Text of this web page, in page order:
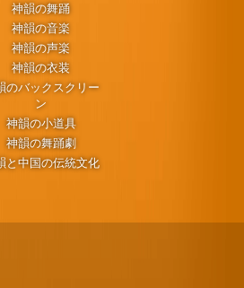
神韻の舞踊
神韻の音楽
神韻の声楽
神韻の衣装
のバックスクリー
ン
神韻の小道具
神韻の舞踊劇
と中国の伝統文化